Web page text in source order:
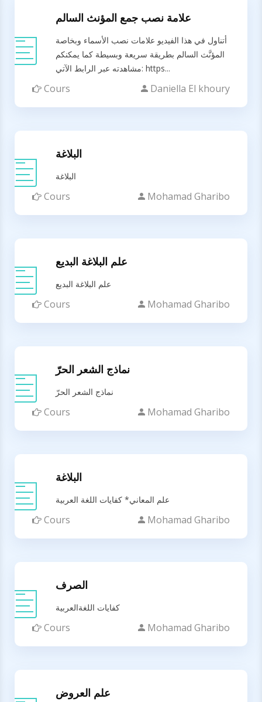
علامة نصب جمع المؤنث السالم
أتناول في هذا الفيديو علامات نصب الأسماء وبخاصة
المؤنَّث السالم بطريقة سريعة وبسيطة كما يمكنكم
مشاهدته عبر الرابط الآتي: https...
Cours Daniella El khoury
البلاغة
البلاغة
Cours Mohamad Gharibo
علم البلاغة البديع
علم البلاغة البديع
Cours Mohamad Gharibo
نماذج الشعر الحرّ
نماذج الشعر الحرّ
Cours Mohamad Gharibo
البلاغة
علم المعاني* كفايات اللغة العربية
Cours Mohamad Gharibo
الصرف
كفايات اللغةالعربية
Cours Mohamad Gharibo
علم العروض